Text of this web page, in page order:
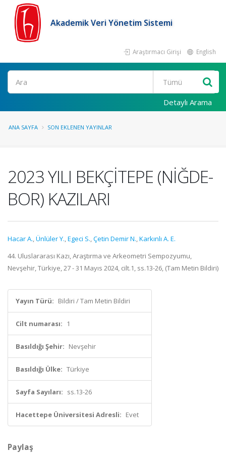
Akademik Veri Yönetim Sistemi
Araştırmacı Girişi English
Ara
Detaylı Arama
ANA SAYFA SON EKLENEN YAYINLAR
2023 YILI BEKÇİTEPE (NİĞDE-
BOR) KAZILARI
Hacar A.,Ünlüler Y.,Egeci S.,Çetin Demir N.,Karkınlı A. E.
44. Uluslararası Kazı, Araştırma ve Arkeometri Sempozyumu,
Nevşehir, Türkiye, 27 - 31 Mayıs 2024, cilt.1, ss.13-26, (Tam Metin Bildiri)
Yayın Türü: Bildiri / Tam Metin Bildiri
Cilt numarası: 1
Basıldığı Şehir: Nevşehir
Basıldığı Ülke: Türkiye
Sayfa Sayıları: ss.13-26
Hacettepe Üniversitesi Adresli: Evet
Paylaş